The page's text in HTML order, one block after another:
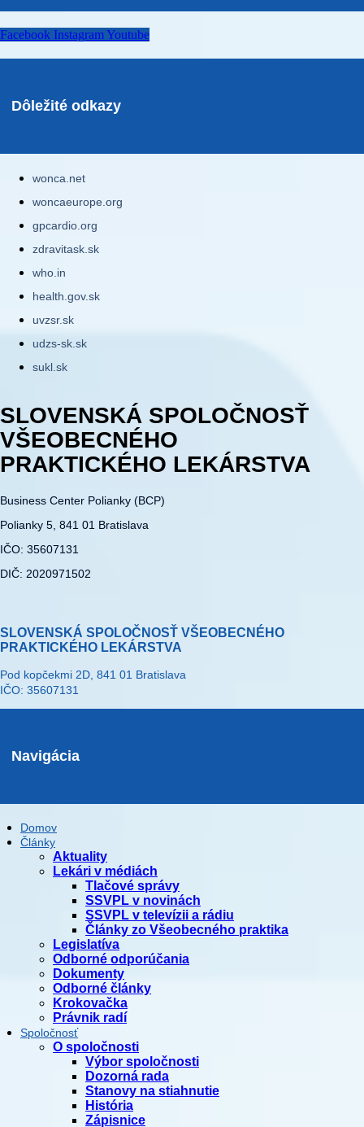
Facebook Instagram Youtube
Dôležité odkazy
wonca.net
woncaeurope.org
gpcardio.org
zdravitask.sk
who.in
health.gov.sk
uvzsr.sk
udzs-sk.sk
sukl.sk
SLOVENSKÁ SPOLOČNOSŤ
VŠEOBECNÉHO
PRAKTICKÉHO LEKÁRSTVA
Business Center Polianky (BCP)
Polianky 5, 841 01 Bratislava
IČO: 35607131
DIČ: 2020971502
SLOVENSKÁ SPOLOČNOSŤ VŠEOBECNÉHO
PRAKTICKÉHO LEKÁRSTVA
Pod kopčekmi 2D, 841 01 Bratislava
IČO: 35607131
Navigácia
Domov
Články
Aktuality
Lekári v médiách
Tlačové správy
SSVPL v novinách
SSVPL v televízii a rádiu
Články zo Všeobecného praktika
Legislatíva
Odborné odporúčania
Dokumenty
Odborné články
Krokovačka
Právnik radí
Spoločnosť
O spoločnosti
Výbor spoločnosti
Dozorná rada
Stanovy na stiahnutie
História
Zápisnice